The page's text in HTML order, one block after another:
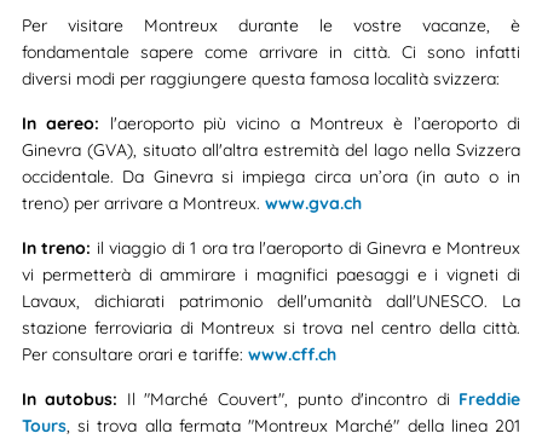
Per visitare Montreux durante le vostre vacanze, è
fondamentale sapere come arrivare in città. Ci sono infatti
diversi modi per raggiungere questa famosa località svizzera:
In aereo: l'aeroporto più vicino a Montreux è l’aeroporto di
Ginevra (GVA), situato all'altra estremità del lago nella Svizzera
occidentale. Da Ginevra si impiega circa un’ora (in auto o in
treno) per arrivare a Montreux. www.gva.ch
In treno: il viaggio di 1 ora tra l'aeroporto di Ginevra e Montreux
vi permetterà di ammirare i magnifici paesaggi e i vigneti di
Lavaux, dichiarati patrimonio dell'umanità dall'UNESCO. La
stazione ferroviaria di Montreux si trova nel centro della città.
Per consultare orari e tariffe: www.cff.ch
In autobus: Il "Marché Couvert", punto d'incontro di Freddie
Tours, si trova alla fermata "Montreux Marché" della linea 201